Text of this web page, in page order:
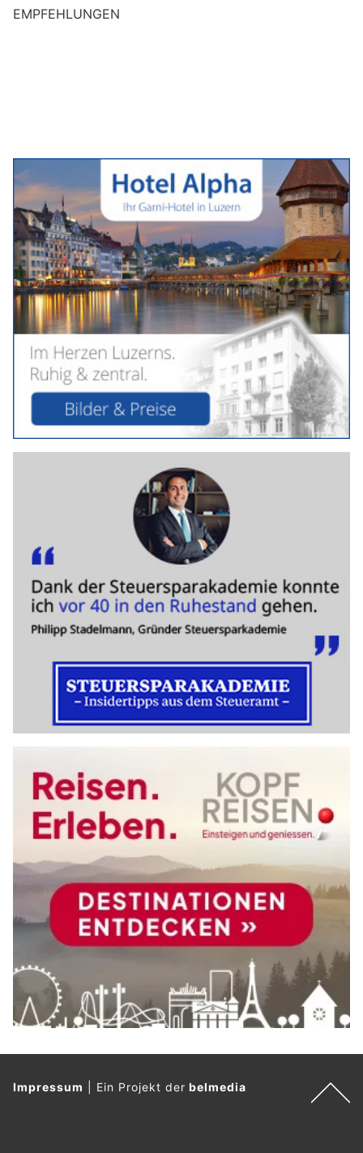
EMPFEHLUNGEN
Impressum Ein Projekt derbelmedia